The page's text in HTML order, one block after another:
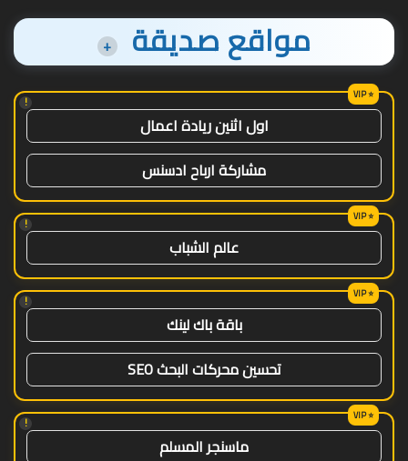
مواقع صديقة +
!
اول اثنين ريادة اعمال
مشاركة ارباح ادسنس
!
عالم الشباب
!
باقة باك لينك
تحسين محركات البحث SEO
!
ماسنجر المسلم